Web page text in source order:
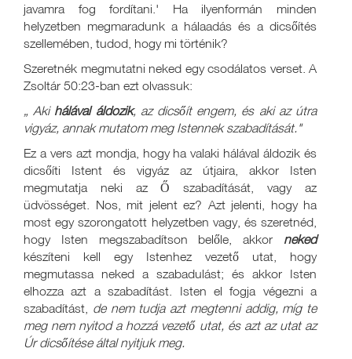
javamra fog fordítani.' Ha ilyenformán minden
helyzetben megmaradunk a hálaadás és a dicsőítés
szellemében, tudod, hogy mi történik?
Szeretnék megmutatni neked egy csodálatos verset. A
Zsoltár 50:23-ban ezt olvassuk:
„ Aki hálával áldozik, az dicsőít engem, és aki az útra
vigyáz, annak mutatom meg Istennek szabadítását."
Ez a vers azt mondja, hogy ha valaki hálával áldozik és
dicsőíti Istent és vigyáz az útjaira, akkor Isten
megmutatja neki az Ő szabadítását, vagy az
üdvösséget. Nos, mit jelent ez? Azt jelenti, hogy ha
most egy szorongatott helyzetben vagy, és szeretnéd,
hogy Isten megszabadítson belőle, akkor neked
készíteni kell egy Istenhez vezető utat, hogy
megmutassa neked a szabadulást; és akkor Isten
elhozza azt a szabadítást. Isten el fogja végezni a
szabadítást, de nem tudja azt megtenni addig, míg te
meg nem nyitod a hozzá vezető utat, és azt az utat az
Úr dicsőítése által nyitjuk meg.